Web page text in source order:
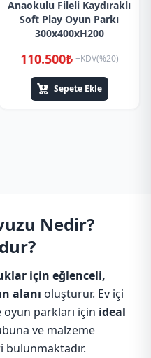
Anaokulu Fileli Kaydıraklı
Soft Play Oyun Parkı
300x400xH200
110.500₺ +KDV(%20)
Sepete Ekle
Nedir?
için eğlenceli,
alanı oluşturur. Ev içi
oyun parkları için ideal
ve malzeme
bulunmaktadır.